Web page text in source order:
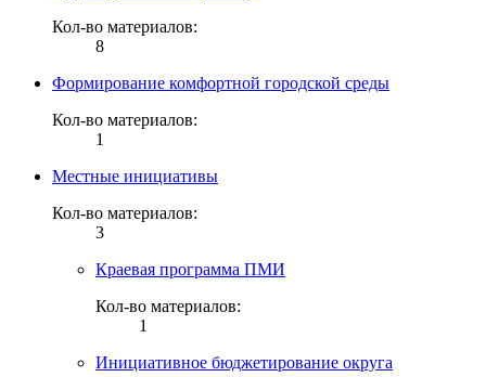
Кол-во материалов:
8
Формирование комфортной городской среды
Кол-во материалов:
1
Местные инициативы
Кол-во материалов:
3
Краевая программа ПМИ
Кол-во материалов:
1
Инициативное бюджетирование округа